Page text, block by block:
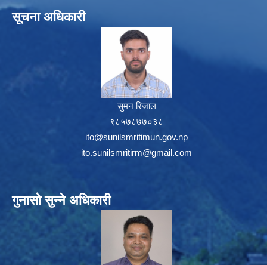
सूचना अधिकारी
सुमन रिजाल
९८५७८७७०३८
ito@sunilsmritimun.gov.np
ito.sunilsmritirm@gmail.com
गुनासो सुन्ने अधिकारी